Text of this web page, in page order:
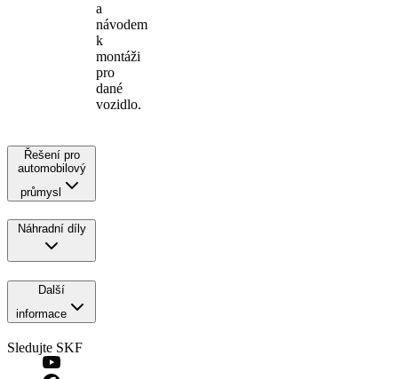
a
návodem
k
montáži
pro
dané
vozidlo.
Řešení pro
automobilový
průmysl
Náhradní díly
Další
informace
Sledujte SKF